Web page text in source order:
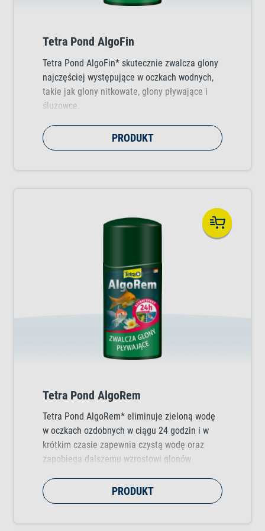
Tetra Pond AlgoFin
Tetra Pond AlgoFin* skutecznie zwalcza glony
najczęściej występujące w oczkach wodnych,
takie jak glony nitkowate, glony pływające i
śluzowce.
PRODUKT
Tetra Pond AlgoRem
Tetra Pond AlgoRem* eliminuje zieloną wodę
w oczkach ozdobnych w ciągu 24 godzin i w
krótkim czasie zapewnia czystą wodę oraz
zapobiega dalszemu wzrostowi glonów
PRODUKT